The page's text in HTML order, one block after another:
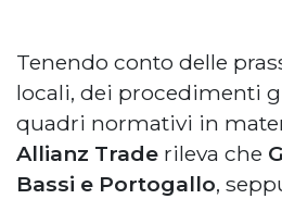
Tenendo conto delle
locali, dei procedimenti
quadri normativi in
Allianz Trade rileva che
Bassi e Portogallo,